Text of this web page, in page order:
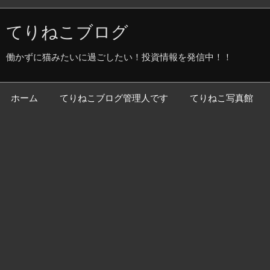
てりねこブログ
働かずに猫みたいに過ごしたい！投資情報を発信中！！
ホーム てりねこブログ管理人です てりねこ写真館